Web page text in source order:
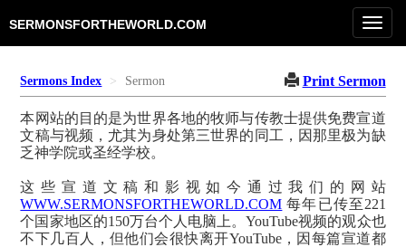
SERMONSFORTHEWORLD.COM
Sermons Index Sermon Print Sermon
本网站的目的是为世界各地的牧师与传教士提供免费宣道
文稿与视频，尤其为身处第三世界的同工，因那里极为缺
乏神学院或圣经学校。
这些宣道文稿和影视如今通过我们的网站
WWW.SERMONSFORTHEWORLD.COM 每年已传至221
个国家地区的150万台个人电脑上。YouTube视频的观众也
不下几百人，但他们会很快离开YouTube，因每篇宣道都